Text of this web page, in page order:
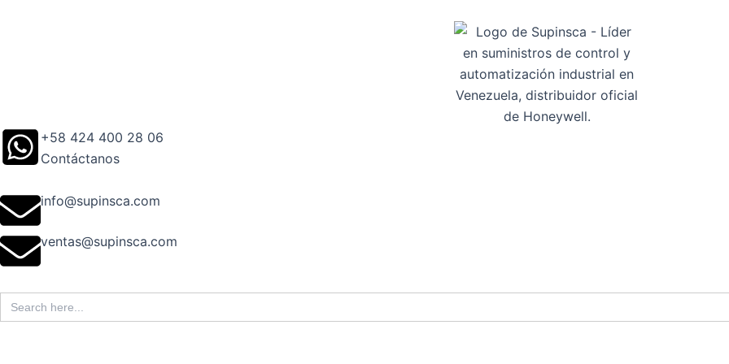
+58 424 400 28 06
Contáctanos
info@supinsca.com
ventas@supinsca.com
Search
for: